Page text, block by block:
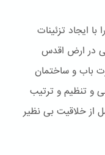
ایجاد تزئینات
در ارض اقدس
باب و ساختمان
و تنظیم و ترتیب
از خلاقیت بی نظیر